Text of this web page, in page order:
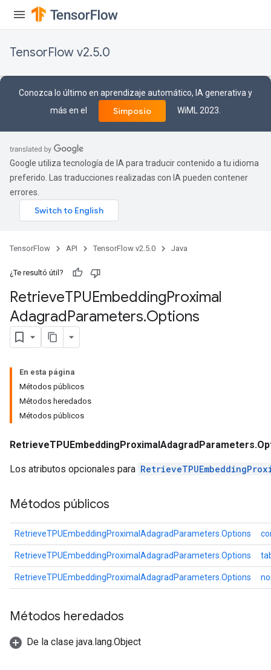
TensorFlow v2.5.0
Conozca lo último en aprendizaje automático, IA generativa y
más en el
Simposio WiML 2023.
Google utiliza tecnología de IA para traducir contenido a tu idioma
preferido. Las traducciones realizadas con IA pueden contener
errores.
TensorFlow API TensorFlow v2.5.0 Java
¿Te resultó útil?
RetrieveTPUEmbeddingProximal
AdagradParameters.Options
En esta página
Métodos públicos
Métodos heredados
Métodos públicos
Los atributos opcionales para
Métodos públicos
RetrieveTPUEmbeddingProximalAdagradParameters.Options
RetrieveTPUEmbeddingProximalAdagradParameters.Options
RetrieveTPUEmbeddingProximalAdagradParameters.Options
Métodos heredados
De la clase java.lang.Object